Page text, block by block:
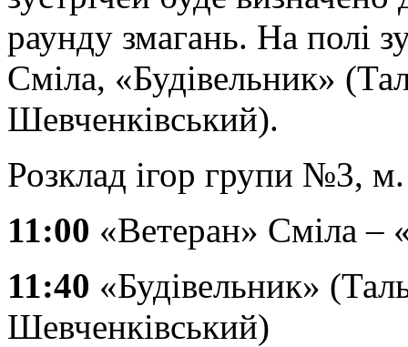
раунду змагань. На полі
Сміла, «Будівельник»
Шевченківський).
Розклад ігор групи №3,
11:00 «Ветеран» Сміла –
11:40 «Будівельник»
Шевченківський)